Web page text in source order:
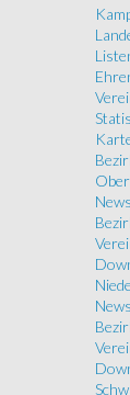
News
News